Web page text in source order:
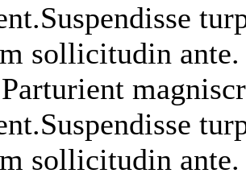
sollicitudin ante.
sollicitudin ante.